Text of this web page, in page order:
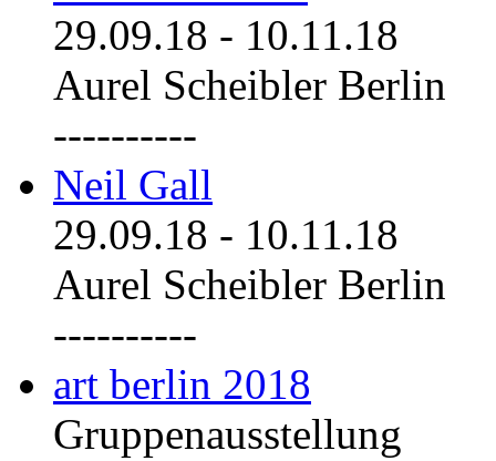
29.09.18 - 10.11.18
Aurel Scheibler Berlin
----------
Neil Gall
29.09.18 - 10.11.18
Aurel Scheibler Berlin
----------
art berlin 2018
Gruppenausstellung